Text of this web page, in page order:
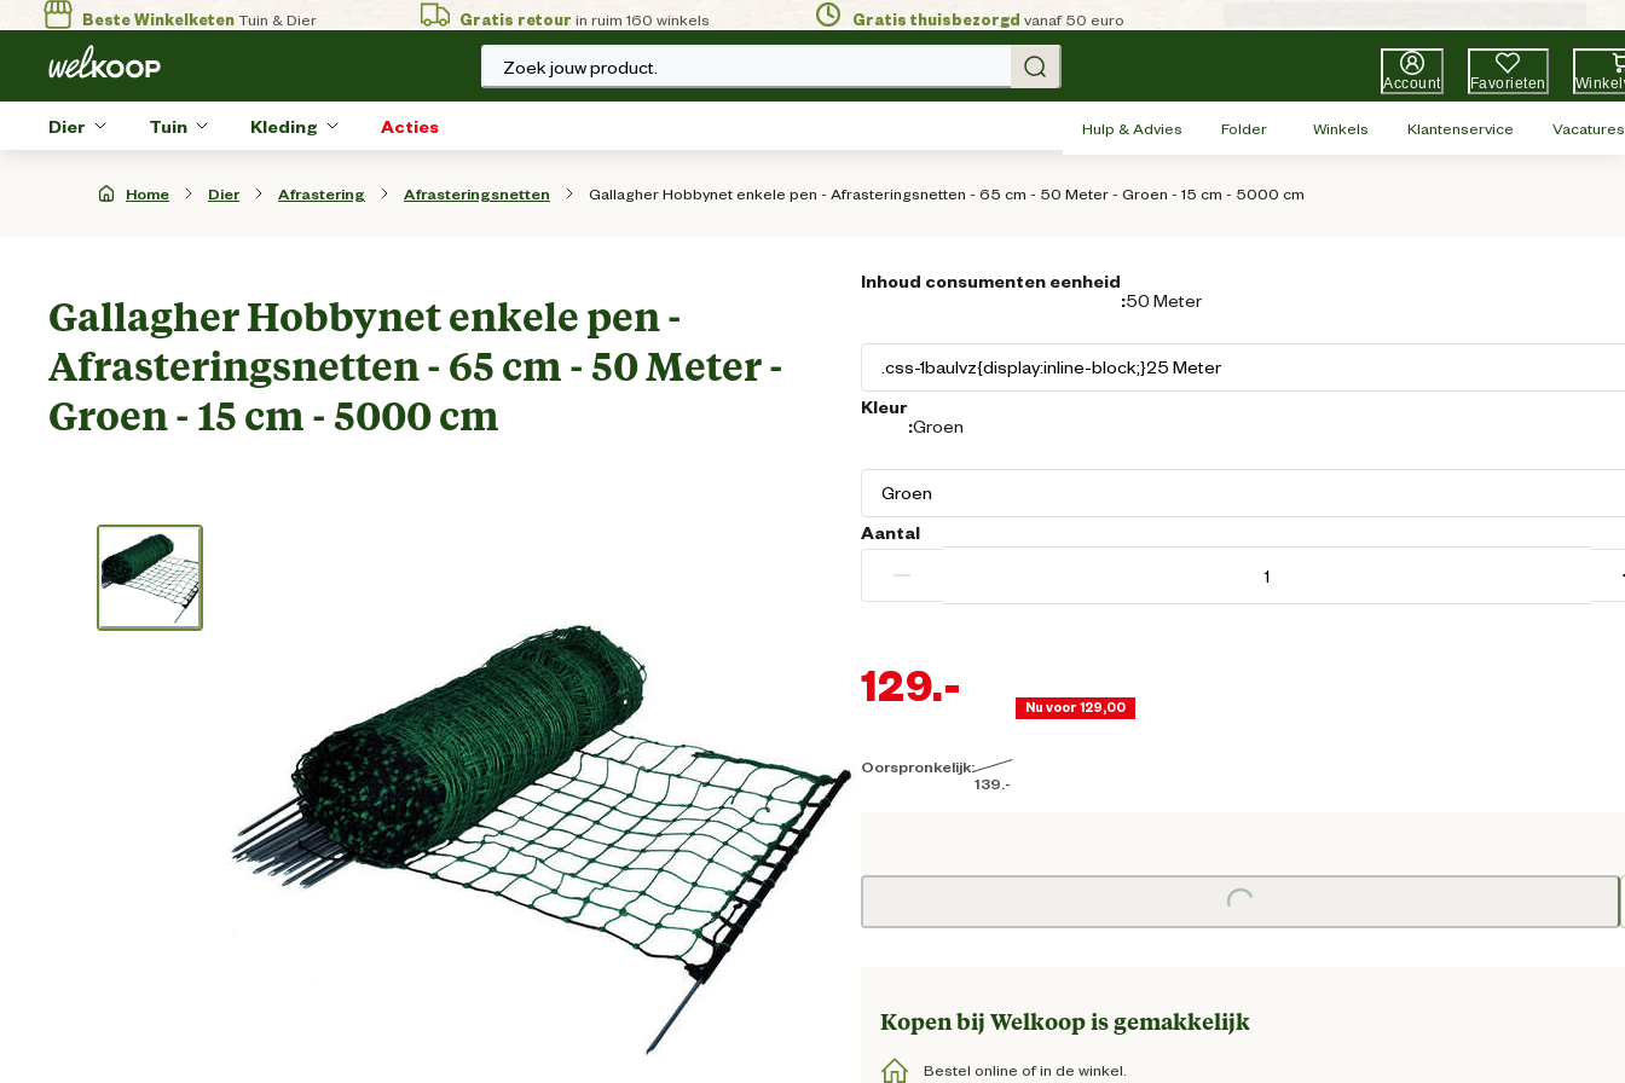
Beste WinkelketenTuin & Dier Gratis retour in ruim 160 winkels Gratis thuisbezorgd vanaf 50 euro
Zoek jouw product.
Account Favorieten
Dier Tuin Kleding Acties Hulp & Advies Folder Winkels Klantenservice Vacatures
Home Dier Afrastering Afrasteringsnetten Gallagher Hobbynet enkele pen - Afrasteringsnetten - 65 cm - 50 Meter - Groen - 15 cm - 5000 cm
Gallagher Hobbynet enkele pen -
Afrasteringsnetten - 65 cm - 50 Meter -
Groen - 15 cm - 5000 cm
Inhoud consumenten eenheid
:50 Meter
Kleur
:Groen
Aantal
−
Oorspronkelijk:
139.-
129.-
Huidige prijs € 129,00
Nu voor 129,00
Loading...
Kopen bij Welkoop is gemakkelijk
Bestel online of in de winkel.